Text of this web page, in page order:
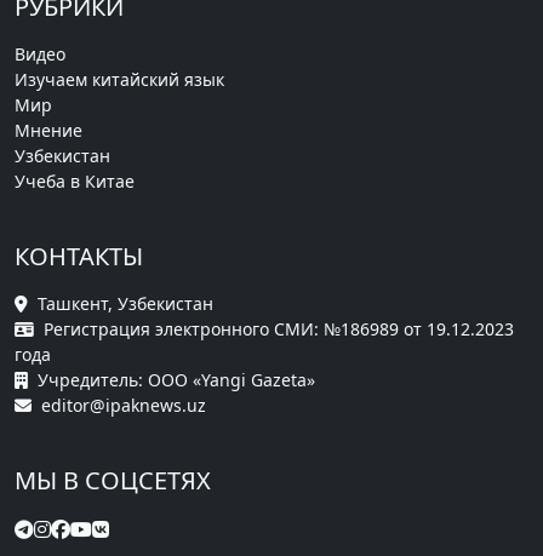
Видео
Изучаем китайский язык
Мир
Мнение
Узбекистан
Учеба в Китае
КОНТАКТЫ
Ташкент, Узбекистан
Регистрация электронного СМИ: №186989 от 19.12.2023
года
Учредитель: ООО «Yangi Gazeta»
editor@ipaknews.uz
МЫ В СОЦСЕТЯХ